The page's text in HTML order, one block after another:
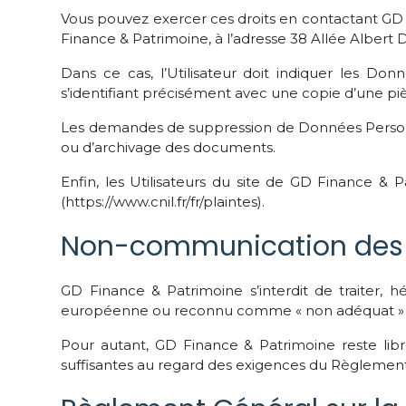
Vous pouvez exercer ces droits en contactant
Finance & Patrimoine, à l’adresse 38 Allée Albert
Dans ce cas, l’Utilisateur doit indiquer les
s’identifiant précisément avec une copie d’une
Les demandes de suppression de Données
ou d’archivage des documents.
Enfin, les Utilisateurs du site de GD Finance
(https://www.cnil.fr/fr/plaintes).
Non-communication
GD Finance & Patrimoine s’interdit de traiter,
européenne ou reconnu comme « non adéquat
Pour autant, GD Finance & Patrimoine reste
suffisantes au regard des exigences du